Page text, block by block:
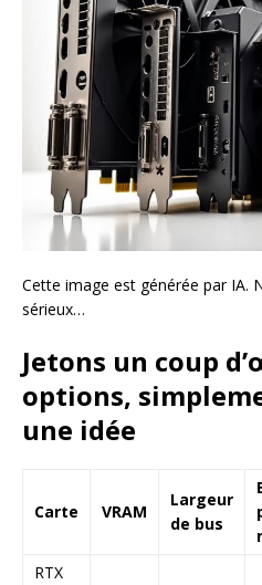
Cette image est générée par IA.
sérieux…
Jetons un coup
options,
une idée
Carte VRAM
Largeur
de bus
RTX